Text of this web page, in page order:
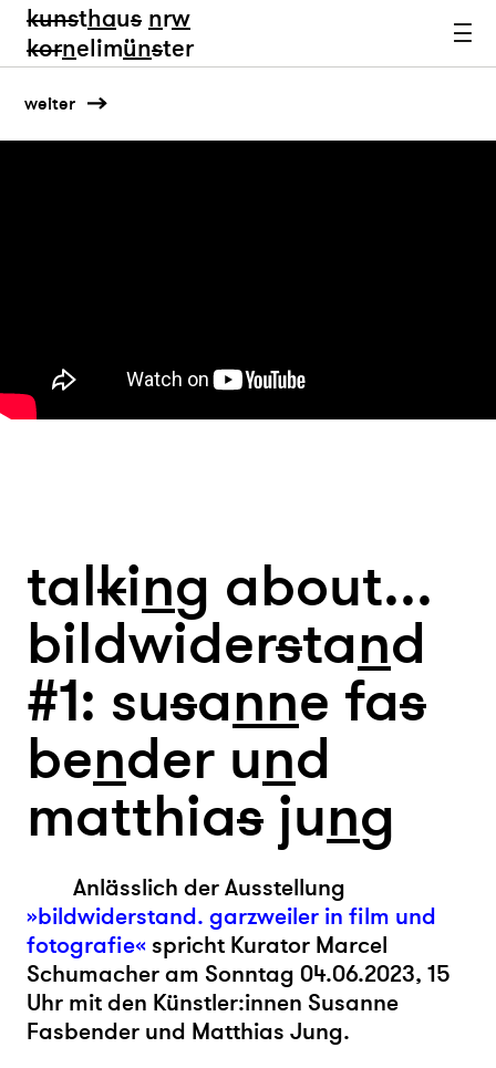
kunsthaus nrw
kornelimünster
weiter
talking about...
bildwiderstand
#1: susanne fas
bender und
matthias jung
Anlässlich der Ausstellung
»bildwiderstand. garzweiler in film und
fotografie« spricht Kurator Marcel
Schumacheram Sonntag 04.06.2023, 15
Uhr mit den Künstler:innen Susanne
Fasbender und Matthias Jung.